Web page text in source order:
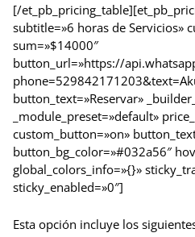
[/
subtitle=»6 horas de Servicios»
sum=»$14000″
button_url=»https://
button_text=»Reservar»
_module_preset=»default»
custom_button=»on»
button_bg_color=»#032a56″
global_colors_info=»{}»
sticky_enabled=»0″]
Esta opción incluye los